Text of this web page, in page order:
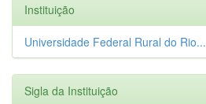
Instituição
Universidade Federal Rural do Rio...
Sigla da Instituição